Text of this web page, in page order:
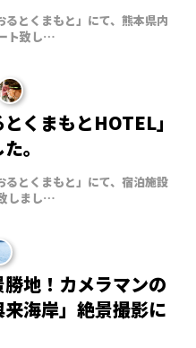
とくまもと」にて、熊本県内
ト致し…
くまもとHOTEL」
。
とくまもと」にて、宿泊施設
しまし…
地！カメラマンの
海岸」絶景撮影に